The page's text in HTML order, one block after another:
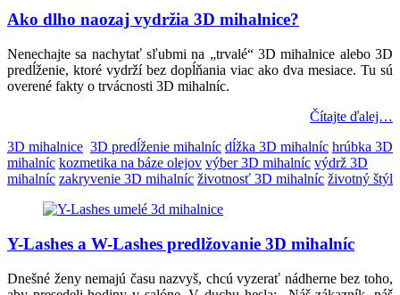
Ako dlho naozaj vydržia 3D mihalnice?
Nenechajte sa nachytať sľubmi na „trvalé“ 3D mihalnice alebo 3D
predĺženie, ktoré vydrží bez dopĺňania viac ako dva mesiace. Tu sú
overené fakty o trvácnosti 3D mihalníc.
Čítajte ďalej…
3D mihalnice 3D predĺženie mihalníc dĺžka 3D mihalníc hrúbka 3D
mihalníc kozmetika na báze olejov výber 3D mihalníc výdrž 3D
mihalníc zakryvenie 3D mihalníc životnosť 3D mihalníc životný štýl
Y-Lashes a W-Lashes predlžovanie 3D mihalníc
Dnešné ženy nemajú času nazvyš, chcú vyzerať nádherne bez toho,